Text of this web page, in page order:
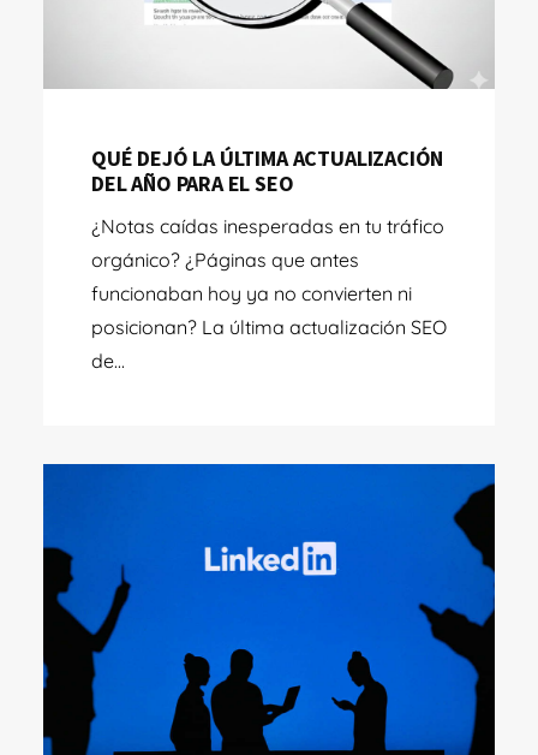
QUÉ DEJÓ LA ÚLTIMA ACTUALIZACIÓN
DEL AÑO PARA EL SEO
¿Notas caídas inesperadas en tu tráfico
orgánico? ¿Páginas que antes
funcionaban hoy ya no convierten ni
posicionan? La última actualización SEO
de...